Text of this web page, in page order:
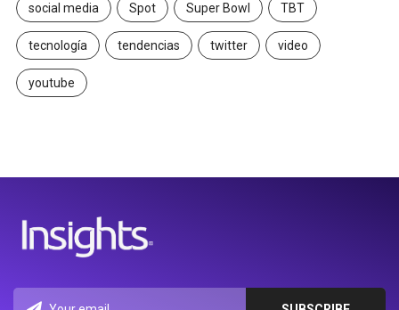
social media Spot Super Bowl TBT
tecnología tendencias twitter video
youtube